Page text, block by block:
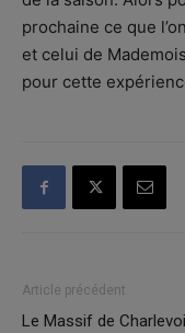
prochaine ce que
et celui de
pour cette
Article précédent
Le Massif de